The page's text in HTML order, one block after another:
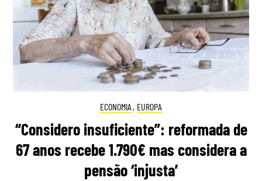
ECONOMIA , EUROPA
“Considero insuficiente”: reformada de
67 anos recebe 1.790€ mas considera a
pensão ‘injusta’